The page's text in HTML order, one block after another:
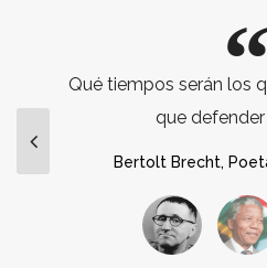
Qué tiempos serán los
que
Bertolt Brecht